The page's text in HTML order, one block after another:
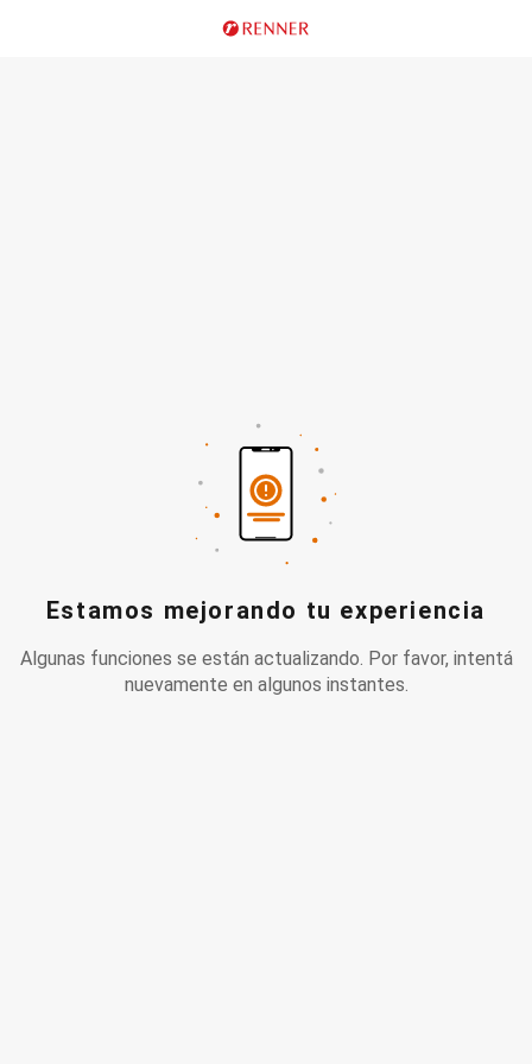
Estamos mejorando tu experiencia
Algunas funciones se están actualizando. Por favor, intentá
nuevamente en algunos instantes.